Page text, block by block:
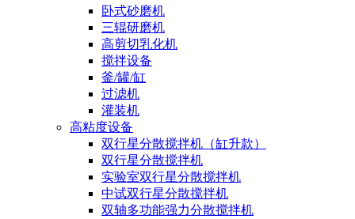
卧式砂磨机
三辊研磨机
高剪切乳化机
搅拌设备
釜/罐/缸
过滤机
灌装机
高粘度设备
双行星分散搅拌机（缸升款）
双行星分散搅拌机
实验室双行星分散搅拌机
中试双行星分散搅拌机
双轴多功能强力分散搅拌机